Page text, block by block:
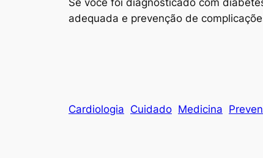
adequada e prevenção de
Cardiologia Cuidado Medicina